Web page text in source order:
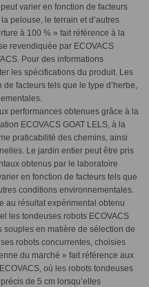
varier en fonction de facteurs
pelouse, le terrain et d’autres
à 100 % » fait référence à la
revendiquée par ECOVACS
Pour des informations
les spécifications du produit. Les
facteurs tels que le type d’herbe,
performances obtenues grâce à la
ECOVACS GOAT LELS, à la
praticabilité des chemins, ainsi
Le jardin entier peut être pris
obtenus par le laboratoire
en fonction de facteurs tels que
conditions environnementales.
au résultat expérimental obtenu
les tondeuses robots ECOVACS
souples en matière de sélection de
robots concurrentes, choisies
du marché » fait référence aux
où les robots tondeuses
de 5 cm lorsqu’elles